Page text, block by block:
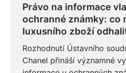
Právo na informace
ochranné známky: co
luxusního zboží
Rozhodnutí Ústavního
Chanel přináší významné